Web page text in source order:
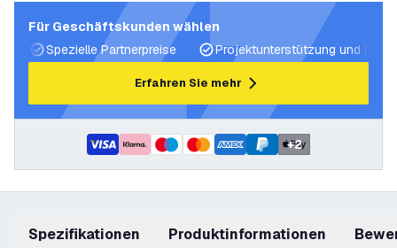
Für Geschäftskunden wählen
Spezielle Partnerpreise
Projektunterstützung und
Erfahren Sie mehr
+2
Spezifikationen Produktinformationen